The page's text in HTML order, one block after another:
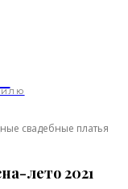
свадебные платья
лето 2021